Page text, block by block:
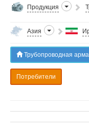
Продукция
Азия
Трубопроводная
Потребители